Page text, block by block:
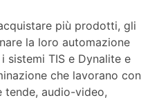
più prodotti, gli
la loro automazione
sistemi TIS e Dynalite e
che lavorano con
audio-video,